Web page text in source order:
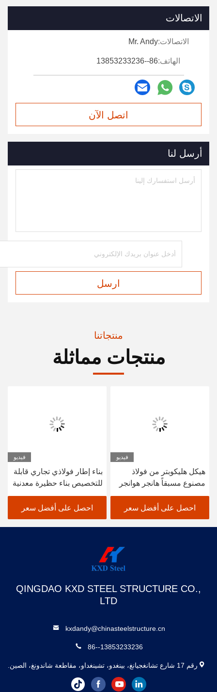
الاتصالات
الاتصالات:Mr. Andy
الهاتف:86--13853233236
اتصل الآن
أرسل لنا
ارسل
منتجاتنا
منتجات مماثلة
فيديو
هيكل هليكوبتر من فولاذ
مصنوع مسبقاً هانجر هوانجر
طائرات محمولة
احصل على أفضل سعر
فيديو
بناء إطار فولاذي تجاري قابلة
للتخصيص بناء حظيرة معدنية
مع باب متحرك
احصل على أفضل سعر
QINGDAO KXD STEEL STRUCTURE CO.,
LTD
kxdandy@chinasteelstructure.cn
86--13853233236
رقم 17 شارع تشانغجيانغ، بينغدو، تشينغداو، مقاطعة شاندونغ، الصين.